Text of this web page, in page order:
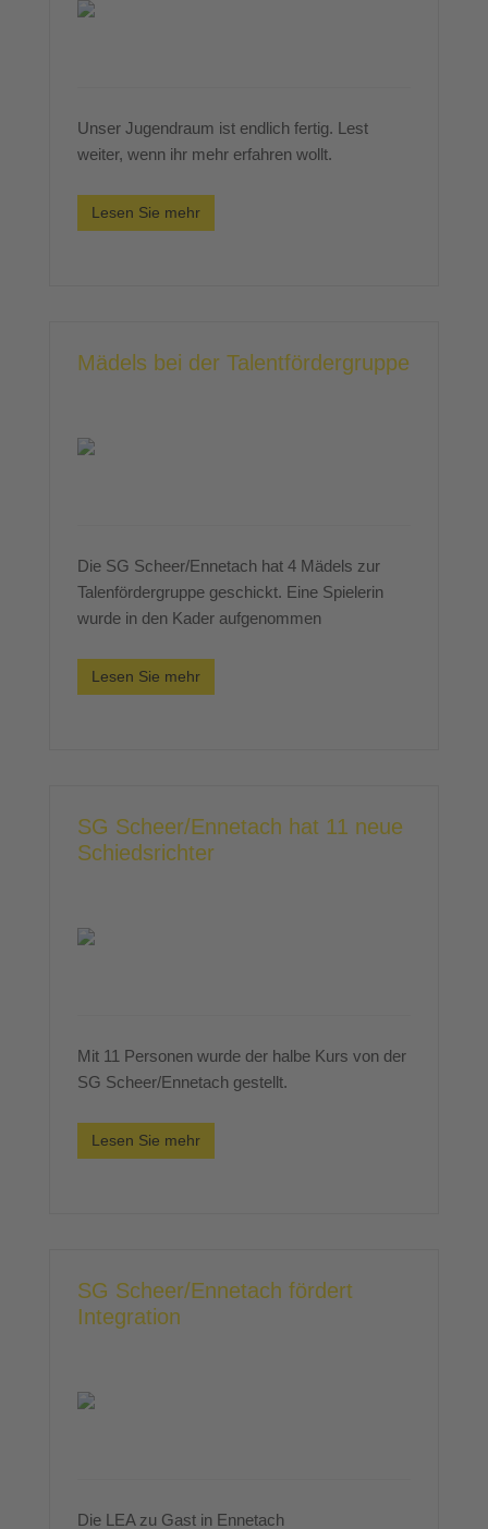
Unser Jugendraum ist endlich fertig. Lest
weiter, wenn ihr mehr erfahren wollt.
Lesen Sie mehr
Mädels bei der Talentfördergruppe
Die SG Scheer/Ennetach hat 4 Mädels zur
Talenfördergruppe geschickt. Eine Spielerin
wurde in den Kader aufgenommen
Lesen Sie mehr
SG Scheer/Ennetach hat 11 neue
Schiedsrichter
Mit 11 Personen wurde der halbe Kurs von der
SG Scheer/Ennetach gestellt.
Lesen Sie mehr
SG Scheer/Ennetach fördert
Integration
Die LEA zu Gast in Ennetach